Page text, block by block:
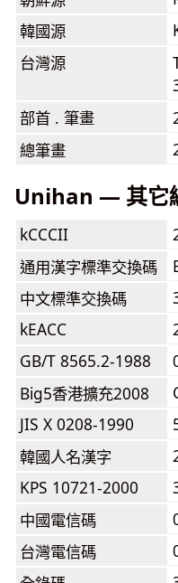
韓國源
台灣源
部首 . 筆畫
總筆畫
Unihan — 其它
kCCCII
通用漢字標準交換碼
中文標準交換碼
kEACC
GB/T 8565.2-1988
Big5香港擴充2008
JIS X 0208-1990
韓國人名漢字
KPS 10721-2000
中國電信碼
台灣電信碼